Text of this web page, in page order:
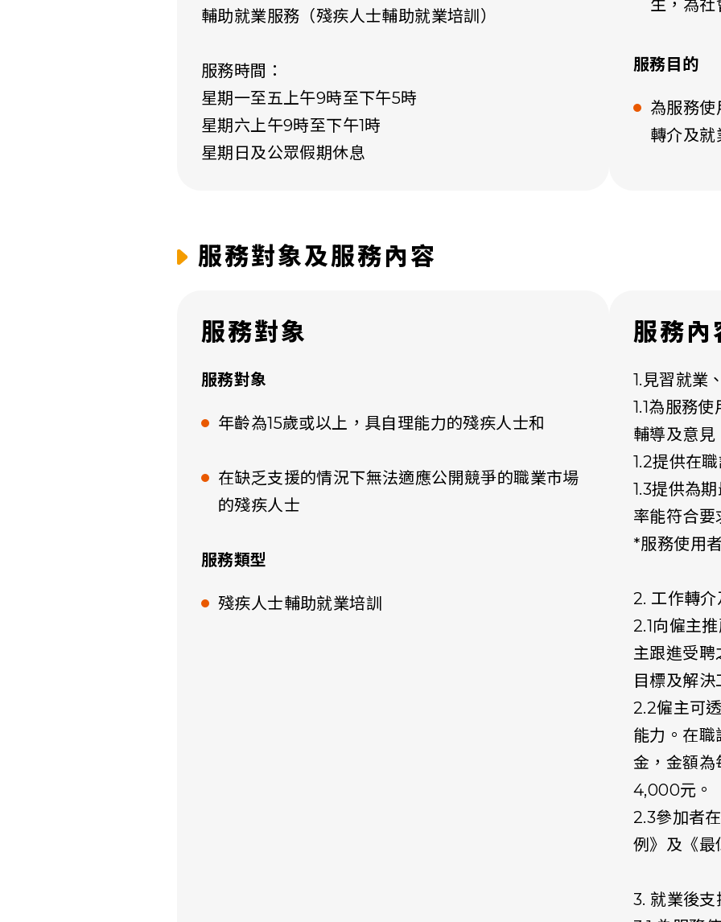
輔助就業服務（殘疾人士輔助就業培訓）
服務時間：
星期一至五上午9時至下午5時
星期六上午9時至下午1時
星期日及公眾假期休息
生，為
服務目的
為服務
轉介及
服務對象及服務內容
服務對象
服務對象​
年齡為15歲或以上，具自理能力的殘疾人士和
在缺乏支援的情況下無法適應公開競爭的職業市場
的殘疾人士
服務類型
殘疾人士輔助就業培訓
服務內
1.見習就業
1.1為服務
輔導及意
1.2提供在
1.3提供為
率能符合
*服務使用
2. 工作轉
2.1向僱主
主跟進受
目標及解
2.2僱主可
能力。在
金，金額為
4,000元。
2.3參加者
例》及《最
3. 就業後